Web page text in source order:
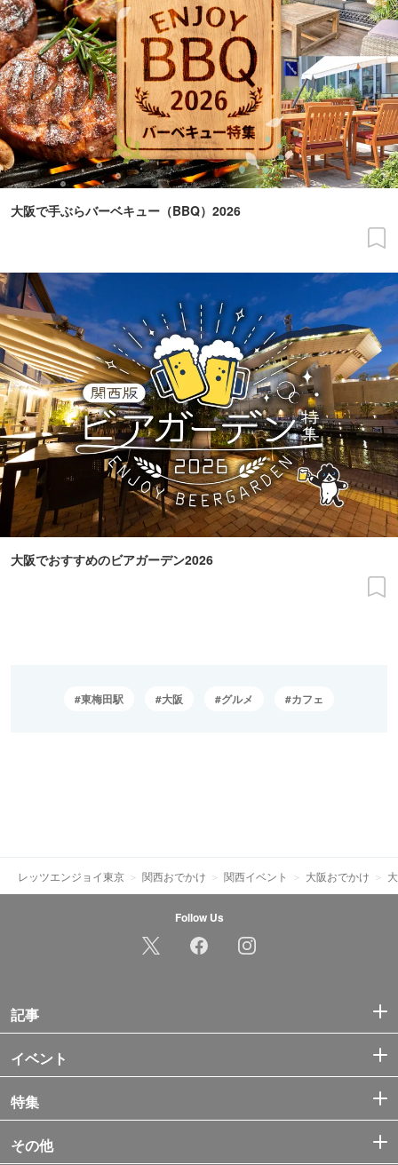
大阪で手ぶらバーベキュー（BBQ）2026
大阪でおすすめのビアガーデン2026
東梅田駅 大阪 グルメ カフェ
レッツエンジョイ東京 関西おでかけ 関西イベント 大阪おでかけ
Follow Us
記事
イベント
特集
その他